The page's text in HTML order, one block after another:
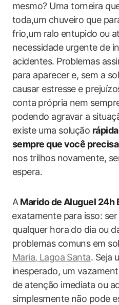
mesmo? Uma torneira
toda,um chuveiro que
frio,um ralo entupido⁤ ou
necessidade urgente de
acidentes. Problemas
para aparecer e, sem a
causar estresse e
conta ⁤própria‌ nem
⁣podendo agravar a
existe uma solução
sempre que⁤ você
nos trilhos novamente,
espera.
A⁢Marido de Aluguel 24h
⁤exatamente para isso:
qualquer hora do dia ou
problemas comuns‍ em
Maria, ⁢Lagoa Santa. Seja‍
inesperado,​ um
de atenção imediata ou
simplesmente não pode